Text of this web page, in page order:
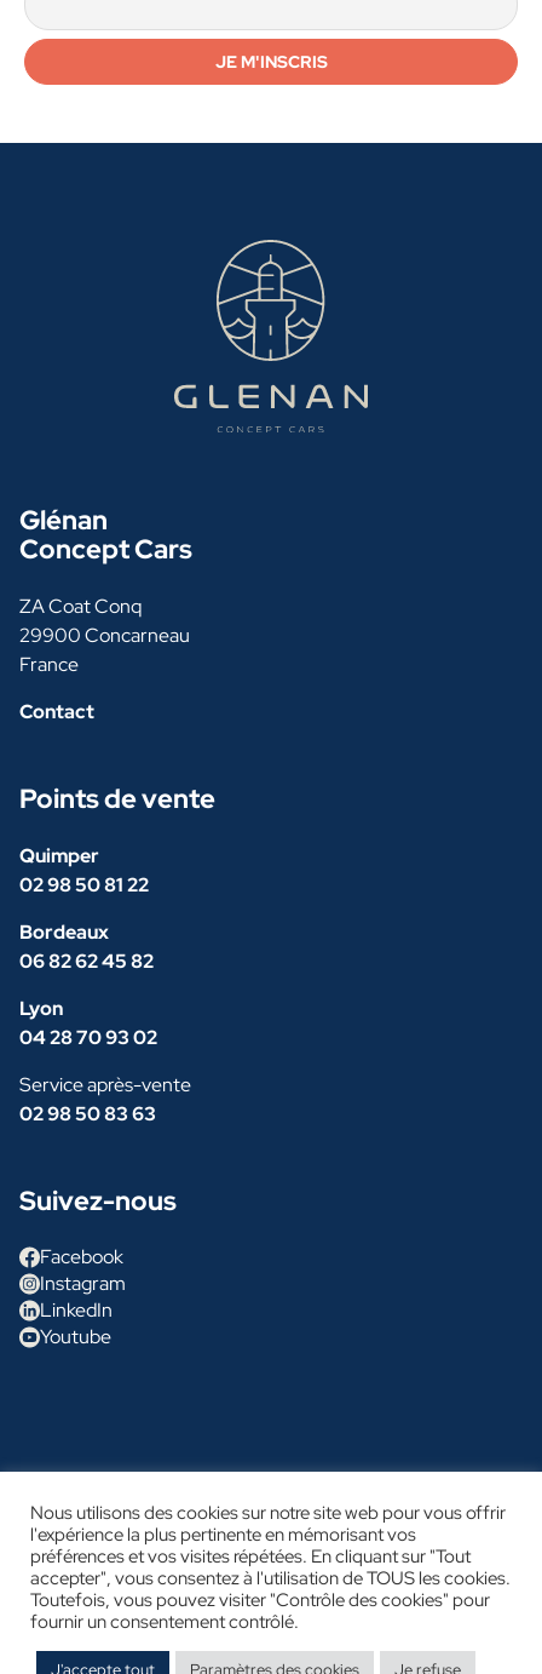
Glénan
Concept Cars
ZA Coat Conq
29900 Concarneau
France
Contact
Points de vente
Quimper
02 98 50 81 22
Bordeaux
06 82 62 45 82
Lyon
04 28 70 93 02
Service après-vente
02 98 50 83 63
Suivez-nous
Facebook
Instagram
LinkedIn
Youtube
© Glénan Concept Cars
Mention légales
Politique de confidentialité
Nous utilisons des cookies sur notre site web pour vous offrir
l'expérience la plus pertinente en mémorisant vos
préférences et vos visites répétées. En cliquant sur "Tout
accepter", vous consentez à l'utilisation de TOUS les cookies.
Toutefois, vous pouvez visiter "Contrôle des cookies" pour
fournir un consentement contrôlé.
J'accepte tout Paramètres des cookies Je refuse